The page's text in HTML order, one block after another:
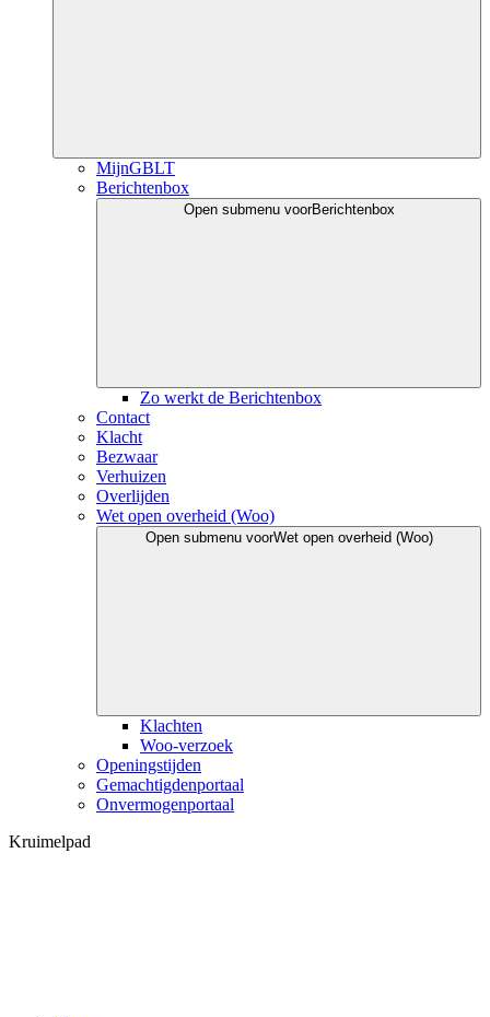
MijnGBLT
Berichtenbox
Open submenu voorBerichtenbox
Zo werkt de Berichtenbox
Contact
Klacht
Bezwaar
Verhuizen
Overlijden
Wet open overheid (Woo)
Open submenu voorWet open overheid (Woo)
Klachten
Woo-verzoek
Openingstijden
Gemachtigdenportaal
Onvermogenportaal
Kruimelpad